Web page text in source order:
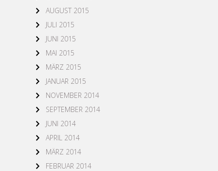
AUGUST 2015
JULI 2015
JUNI 2015
MAI 2015
MÄRZ 2015
JANUAR 2015
NOVEMBER 2014
SEPTEMBER 2014
JUNI 2014
APRIL 2014
MÄRZ 2014
FEBRUAR 2014